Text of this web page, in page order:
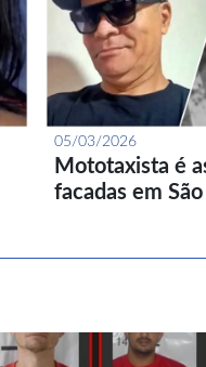
05/03/2026
Mototaxista é
facadas em